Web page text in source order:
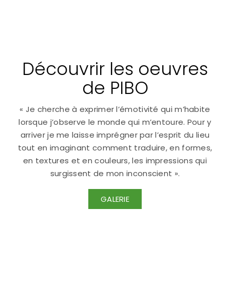
Découvrir les oeuvres
de PIBO
« Je cherche à exprimer l’émotivité qui m’habite
lorsque j’observe le monde qui m’entoure. Pour y
arriver je me laisse imprégner par l’esprit du lieu
tout en imaginant comment traduire, en formes,
en textures et en couleurs, les impressions qui
surgissent de mon inconscient ».
GALERIE